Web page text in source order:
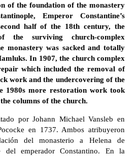
of the foundation of the monastery
Emperor Constantine’s
half of the 18th century, the
the surviving church-complex
monastery was sacked and totally
In 1907, the church complex
which included the removal of
work and the undercovering of the
1980s more restoration work took
columns of the church.
por Johann Michael Vansleb en
en 1737. Ambos atribuyeron
del monasterio a Helena de
del emperador Constantino. En la